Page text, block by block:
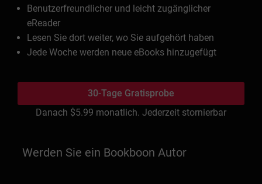
Benutzerfreundlicher und leicht zugänglicher
eReader
Lesen Sie dort weiter, wo Sie aufgehört haben
Jede Woche werden neue eBooks hinzugefügt
30-Tage Gratisprobe
Danach $5.99 monatlich. Jederzeit stornierbar
Werden Sie ein Bookboon Autor